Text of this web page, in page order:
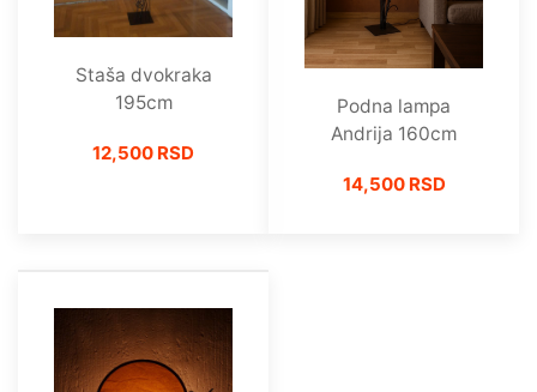
Staša dvokraka
195cm
12,500 RSD
Podna lampa
Andrija 160cm
14,500 RSD